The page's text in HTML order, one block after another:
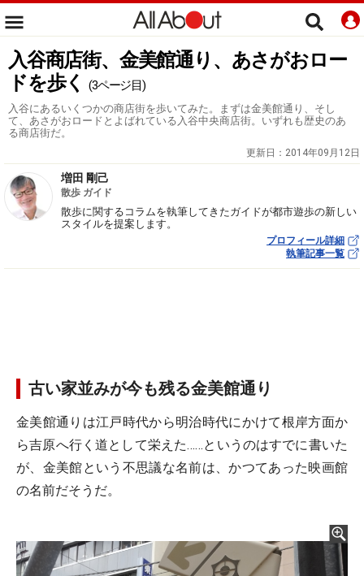
入谷商店街、金美館通り、あさがおロー
ドを歩く
(3ページ目)
入谷にあるいくつかの商店街を歩いてみた。まずは金美館通り、そし
て、あさがおロードとよばれている入谷中央商店街。いずれも歴史のあ
る商店街だ。
更新日： 2014年09月12日
増田 剛己
散歩 ガイド
散歩に関するコラムを執筆してきたガイドが都市遊歩の新しい
スタイルを提案します。
プロフィール詳細
執筆記事一覧
古い家並みが今も残る金美館通り
金美館通りは江戸時代から明治時代にかけて根岸方面か
ら吉原へ行く道として栄えた……というのはすでに書いた
が、金美館という不思議な名前は、かつてあった映画館
の名前だそうだ。